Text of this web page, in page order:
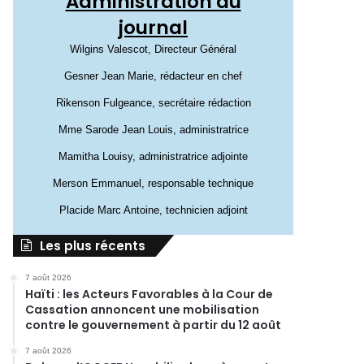
journal
Wilgins Valescot, Directeur Général
Gesner Jean Marie, rédacteur en chef
Rikenson Fulgeance, secrétaire rédaction
Mme Sarode Jean Louis, administratrice
Mamitha Louisy, administratrice adjointe
Merson Emmanuel, responsable technique
Placide Marc Antoine, technicien adjoint
Les plus récents
7 août 2026
Haïti : les Acteurs Favorables à la Cour de
Cassation annoncent une mobilisation
contre le gouvernement à partir du 12 août
7 août 2026